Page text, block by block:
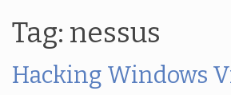
Tag: nessus
Hacking Windows